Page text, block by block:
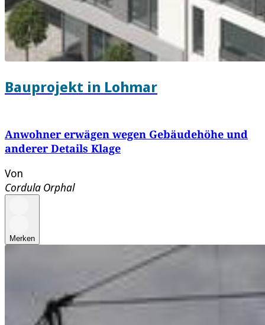
Bauprojekt in Lohmar
Anwohner erwägen wegen Gebäudehöhe und
anderer Details Klage
Von
Cordula Orphal
Merken